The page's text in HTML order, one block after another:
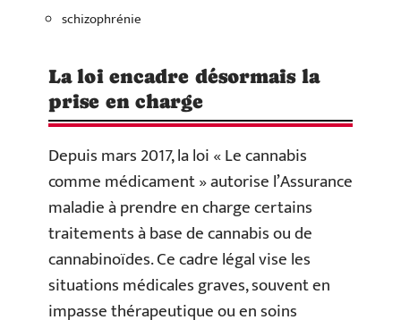
schizophrénie
La loi encadre désormais la
prise en charge
Depuis mars 2017, la loi « Le cannabis
comme médicament » autorise l’Assurance
maladie à prendre en charge certains
traitements à base de cannabis ou de
cannabinoïdes. Ce cadre légal vise les
situations médicales graves, souvent en
impasse thérapeutique ou en soins